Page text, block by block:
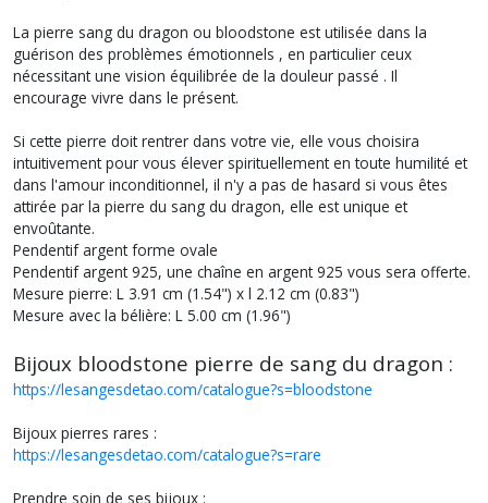
La pierre sang du dragon ou bloodstone est utilisée dans la
guérison des problèmes émotionnels , en particulier ceux
nécessitant une vision équilibrée de la douleur passé . Il
encourage vivre dans le présent.
Si cette pierre doit rentrer dans votre vie, elle vous choisira
intuitivement pour vous élever spirituellement en toute humilité et
dans l'amour inconditionnel, il n'y a pas de hasard si vous êtes
attirée par la pierre du sang du dragon, elle est unique et
envoûtante.
Pendentif argent forme ovale
Pendentif argent 925, une chaîne en argent 925 vous sera offerte.
Mesure pierre: L 3.91 cm (1.54") x l 2.12 cm (0.83")
Mesure avec la bélière: L 5.00 cm (1.96")
Bijoux bloodstone pierre de sang du dragon :
https://lesangesdetao.com/catalogue?s=bloodstone
Bijoux pierres rares :
https://lesangesdetao.com/catalogue?s=rare
Prendre soin de ses bijoux :